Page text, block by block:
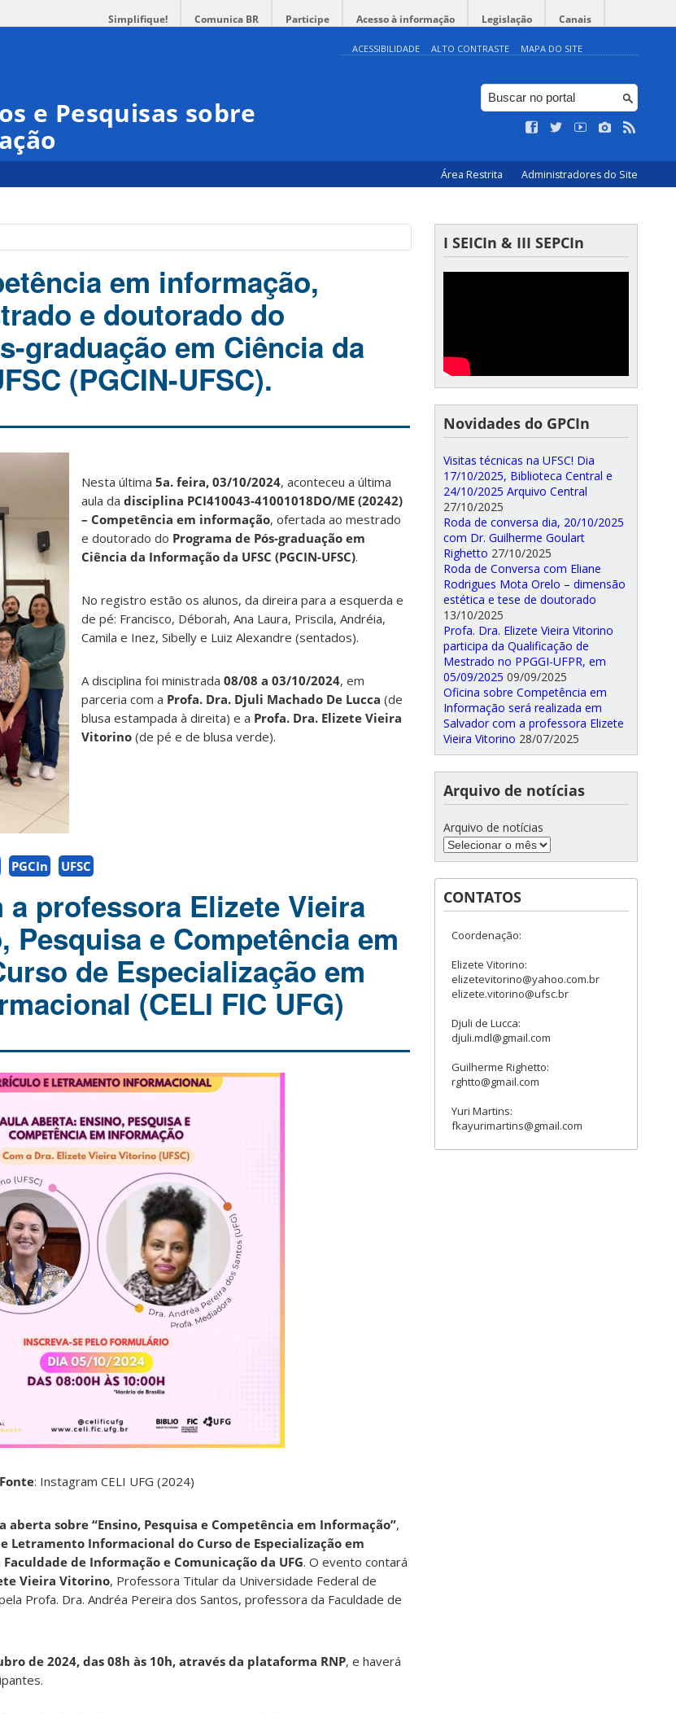
Simplifique! Comunica BR Participe Acesso à informação Legislação Canais
ACESSIBILIDADE ALTO CONTRASTE MAPA DO SITE
e Pesquisas sobre
Área Restrita Administradores do Site
em informação,
e doutorado do
graduação em Ciência da
(PGCIN-UFSC).
Nesta última 5a. feira, 03/10/2024, aconteceu a última
aula da disciplina PCI410043-41001018DO/ME (20242)
– Competência em informação, ofertada ao mestrado
e doutorado do Programa de Pós-graduação em
Ciência da Informação da UFSC (PGCIN-UFSC).
No registro estão os alunos, da direira para a esquerda e
de pé: Francisco, Déborah, Ana Laura, Priscila, Andréia,
Camila e Inez, Sibelly e Luiz Alexandre (sentados).
A disciplina foi ministrada 08/08 a 03/10/2024, em
parceria com a Profa. Dra. Djuli Machado De Lucca (de
blusa estampada à direita) e a Profa. Dra. Elizete Vieira
Vitorino (de pé e de blusa verde).
PGCIn UFSC
professora Elizete Vieira
e Competência em
de Especialização em
(CELI FIC UFG)
Fonte: Instagram CELI UFG (2024)
aberta sobre “Ensino, Pesquisa e Competência em Informação”,
Letramento Informacional do Curso de Especialização em
Faculdade de Informação e Comunicação da UFG. O evento contará
Vieira Vitorino, Professora Titular da Universidade Federal de
Profa. Dra. Andréa Pereira dos Santos, professora da Faculdade de
de 2024, das 08h às 10h, através da plataforma RNP, e haverá
I SEICIn & III SEPCIn
Novidades do GPCIn
Visitas técnicas na UFSC! Dia
17/10/2025, Biblioteca Central e
24/10/2025 Arquivo Central
27/10/2025
Roda de conversa dia, 20/10/2025
com Dr. Guilherme Goulart
Righetto 27/10/2025
Roda de Conversa com Eliane
Rodrigues Mota Orelo – dimensão
estética e tese de doutorado
13/10/2025
Profa. Dra. Elizete Vieira Vitorino
participa da Qualificação de
Mestrado no PPGGI-UFPR, em
05/09/2025 09/09/2025
Oficina sobre Competência em
Informação será realizada em
Salvador com a professora Elizete
Vieira Vitorino 28/07/2025
Arquivo de notícias
Arquivo de notícias
CONTATOS
Coordenação:
Elizete Vitorino:
elizetevitorino@yahoo.com.br
elizete.vitorino@ufsc.br
Djuli de Lucca:
djuli.mdl@gmail.com
Guilherme Righetto:
rghtto@gmail.com
Yuri Martins:
fkayurimartins@gmail.com